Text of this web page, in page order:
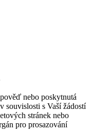
nebo poskytnutá
souvislosti s Vaší žádostí
stránek nebo
pro prosazování